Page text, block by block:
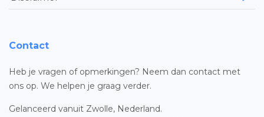
Contact
Heb je vragen of opmerkingen? Neem dan contact met
ons op. We helpen je graag verder.
Gelanceerd vanuit Zwolle, Nederland.